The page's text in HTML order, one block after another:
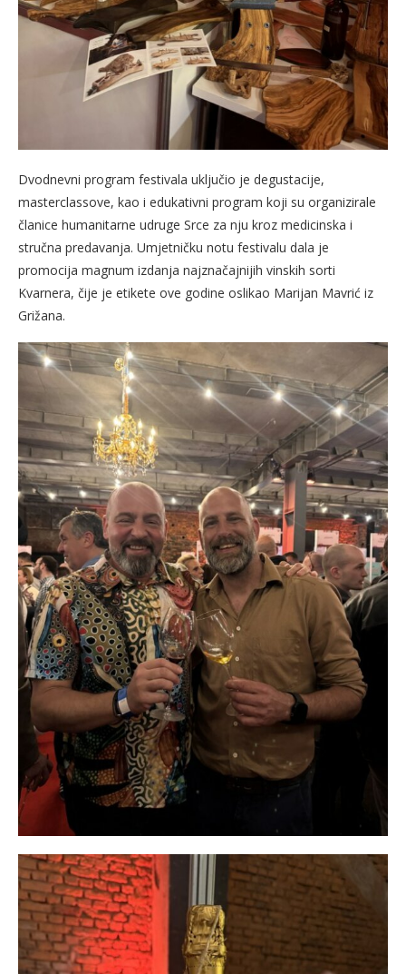
Dvodnevni program festivala uključio je degustacije,
masterclassove, kao i edukativni program koji su organizirale
članice humanitarne udruge Srce za nju kroz medicinska i
stručna predavanja. Umjetničku notu festivalu dala je
promocija magnum izdanja najznačajnijih vinskih sorti
Kvarnera, čije je etikete ove godine oslikao Marijan Mavrić iz
Grižana.